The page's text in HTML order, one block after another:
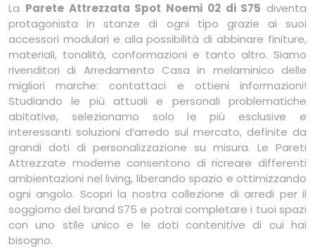
La Parete Attrezzata Spot Noemi 02 di S75 diventa
protagonista in stanze di ogni tipo grazie ai suoi
accessori modulari e alla possibilità di abbinare finiture,
materiali, tonalità, conformazioni e tanto altro. Siamo
rivenditori di Arredamento Casa in melaminico delle
migliori marche: contattaci e ottieni informazioni!
Studiando le più attuali e personali problematiche
abitative, selezionamo solo le più esclusive e
interessanti soluzioni d’arredo sul mercato, definite da
grandi doti di personalizzazione su misura. Le Pareti
Attrezzate moderne consentono di ricreare differenti
ambientazioni nel living, liberando spazio e ottimizzando
ogni angolo. Scopri la nostra collezione di arredi per il
soggiorno del brand S75 e potrai completare i tuoi spazi
con uno stile unico e le doti contenitive di cui hai
bisogno.